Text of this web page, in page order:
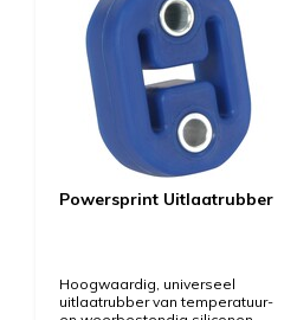
Powersprint Uitlaatrubber
Hoogwaardig, universeel
uitlaatrubber van temperatuur-